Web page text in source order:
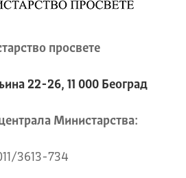
просвете
22-26, 11 000 Београд
Mинистарства:
3613-734